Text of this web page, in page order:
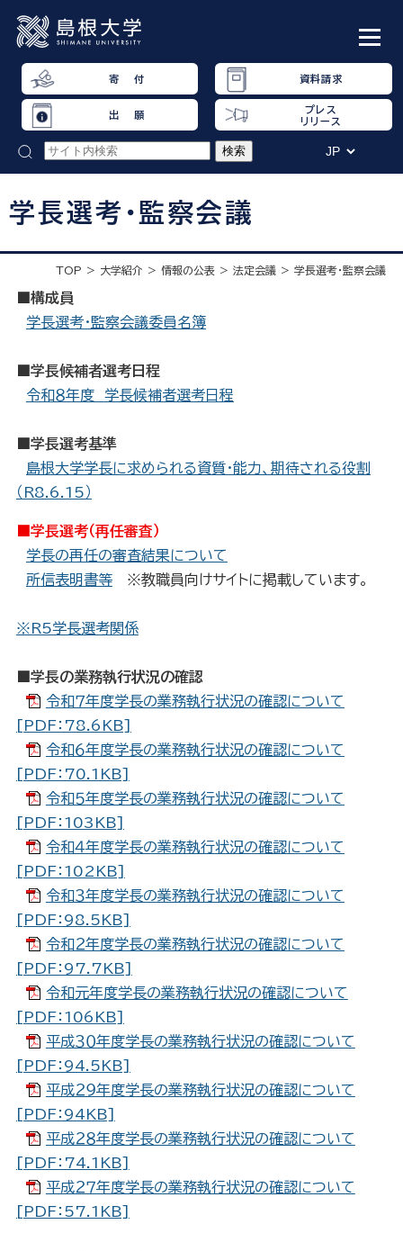
寄 付 資料請求
出 願
プレス
リリース
学長選考・監察会議
TOP 大学紹介 情報の公表 法定会議 学長選考・監察会議
■構成員
学長選考・監察会議委員名簿
■学長候補者選考日程
令和８年度 学長候補者選考日程
■学長選考基準
島根大学学長に求められる資質・能力、期待される役割
（R8.6.15）
■学長選考（再任審査）
学長の再任の審査結果について
所信表明書等※教職員向けサイトに掲載しています。
※R5学長選考関係
■学長の業務執行状況の確認
令和７年度学長の業務執行状況の確認について
[PDF：78.6KB]
令和６年度学長の業務執行状況の確認について
[PDF：70.1KB]
令和５年度学長の業務執行状況の確認について
[PDF：103KB]
令和４年度学長の業務執行状況の確認について
[PDF：102KB]
令和３年度学長の業務執行状況の確認について
[PDF：98.5KB]
令和２年度学長の業務執行状況の確認について
[PDF：97.7KB]
令和元年度学長の業務執行状況の確認について
[PDF：106KB]
平成３０年度学長の業務執行状況の確認について
[PDF：94.5KB]
平成２９年度学長の業務執行状況の確認について
[PDF：94KB]
平成２８年度学長の業務執行状況の確認について
[PDF：74.1KB]
平成２７年度学長の業務執行状況の確認について
[PDF：57.1KB]